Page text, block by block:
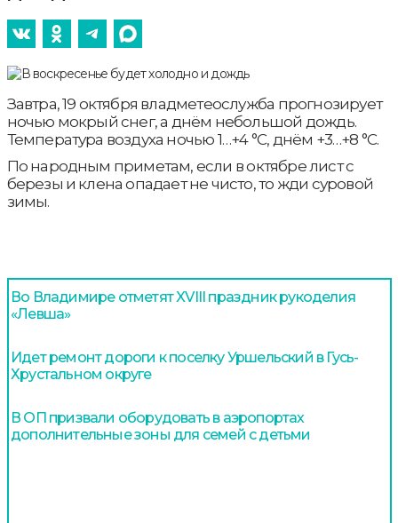
Завтра, 19 октября владметеослужба прогнозирует
ночью мокрый снег, а днём небольшой дождь.
Температура воздуха ночью 1…+4 °С, днём +3…+8 °С.
По народным приметам, если в октябре лист с
березы и клена опадает не чисто, то жди суровой
зимы.
Во Владимире отметят XVIII праздник рукоделия
«Левша»
Идет ремонт дороги к поселку Уршельский в Гусь-
Хрустальном округе
В ОП призвали оборудовать в аэропортах
дополнительные зоны для семей с детьми